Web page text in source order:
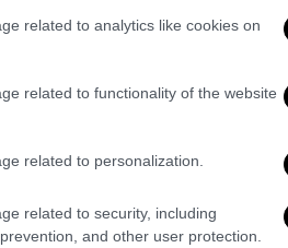
related to analytics like cookies on
related to functionality of the website
related to personalization.
related to security, including
and other user protection.
άλλων λόγων,
συγκεκριμένα:
η ύπαρξη τεχνικών
η ΟΣΥ
του τεχνικού
με τα ηλεκτρικά
του με τα